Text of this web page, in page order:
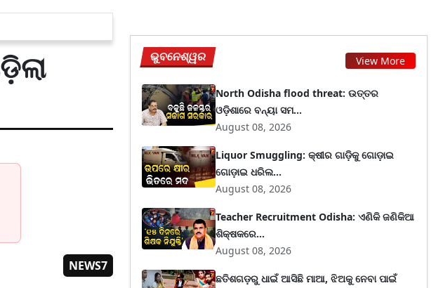
NEWS7
ଭୁବନେଶ୍ୱର View More
North Odisha flood threat: ଉତ୍ତର
ଓଡ଼ିଶାରେ ବନ୍ୟା ସମ...
August 08, 2026
Liquor Smuggling: କ୍ଷୀର ଗାଡ଼ିକୁ ଗୋଡ଼ାଇ
ଗୋଡ଼ାଇ ଧରିଲ...
August 08, 2026
Teacher Recruitment Odisha: ଏଣିକି ଜଣିକିଆ
ଶିକ୍ଷକରେ...
August 08, 2026
ଛତିଶଗଡ଼ରୁ ଧାଇଁ ଆସିଛି ମାଆ, ଝିଅକୁ ନେବା ପାଇଁ